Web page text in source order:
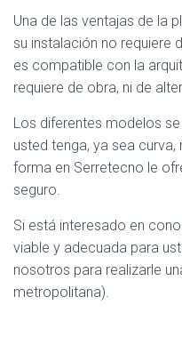
Una de las ventajas de la
su instalación no requiere
es compatible con la
requiere de obra, ni de
Los diferentes modelos
usted tenga, ya sea
forma en Serretecno le
seguro.
Si está interesado en
viable y adecuada para
nosotros para realizarle
metropolitana).